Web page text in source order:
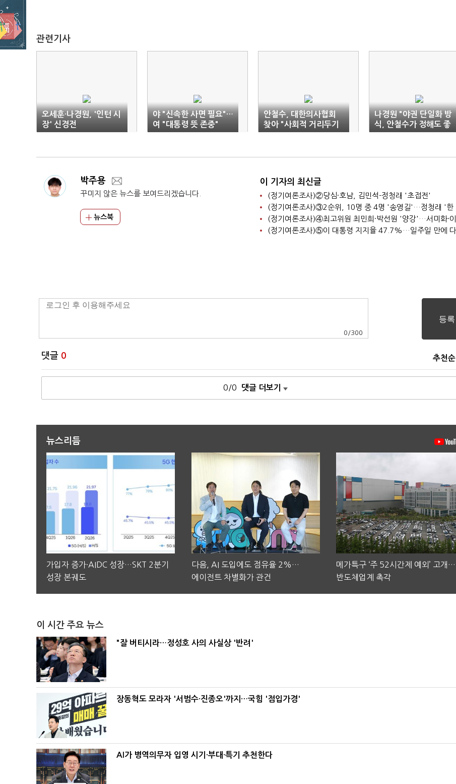
관련기사
오세훈·나경원, '인턴 시
장' 신경전
야 "신속한 사면 필요"…
여 "대통령 뜻 존중"
안철수, 대한의사협회
찾아 "사회적 거리두기
방법 시효 지나"
나경원 "야권 단일화 방
식, 안철수가 정해도 좋
다"
박주용
꾸미지 않은 뉴스를 보여드리겠습니다.
뉴스북
이 기자의 최신글
(정기여론조사)②당심·호남, 김민석-정청래 '초접전'
0 /300
댓글 0 추천순
0/0 댓글 더보기
뉴스리듬
가입자 증가·AIDC 성장…SKT 2분기
성장 본궤도
다음, AI 도입에도 점유율 2%…
에이전트 차별화가 관건
메가특구 ‘주 52시간제 예외’ 고개…
반도체업계 촉각
이 시간 주요 뉴스
"잘 버티시라…정성호 사의 사실상 '반려'
장동혁도 모라자 '서범수·진종오'까지…국힘 '점입가경'
AI가 병역의무자 입영 시기·부대·특기 추천한다